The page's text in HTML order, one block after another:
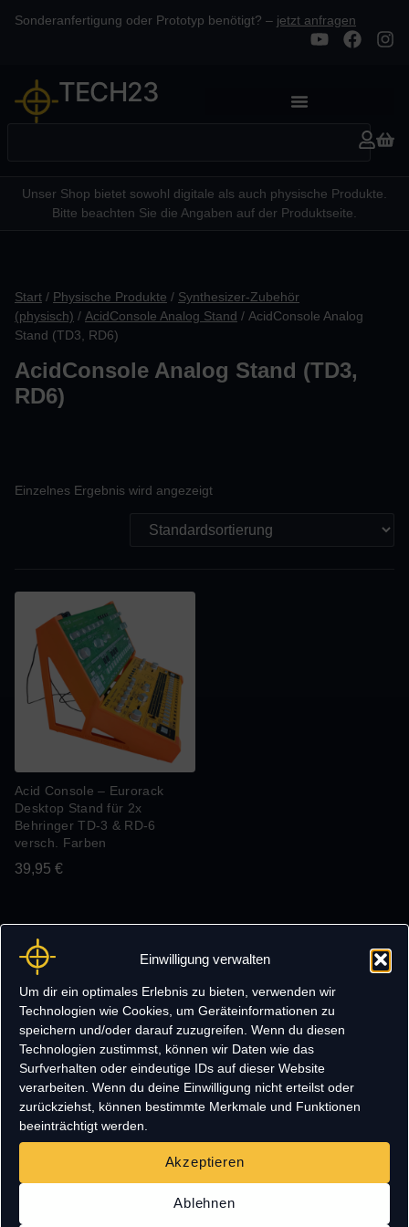
Einwilligung verwalten
Um dir ein optimales Erlebnis zu bieten, verwenden wir
Technologien wie Cookies, um Geräteinformationen zu
speichern und/oder darauf zuzugreifen. Wenn du diesen
Technologien zustimmst, können wir Daten wie das
Surfverhalten oder eindeutige IDs auf dieser Website
verarbeiten. Wenn du deine Einwilligung nicht erteilst oder
zurückziehst, können bestimmte Merkmale und Funktionen
beeinträchtigt werden.
Akzeptieren
Ablehnen
Sonderanfertigung oder Prototyp benötigt? – jetzt anfragen
TECH23
Unser Shop bietet sowohl digitale als auch physische Produkte.
Bitte beachten Sie die Angaben auf der Produktseite.
Start / Physische Produkte / Synthesizer-Zubehör
(physisch) / AcidConsole Analog Stand / AcidConsole Analog
Stand (TD3, RD6)
AcidConsole Analog Stand (TD3,
RD6)
Einzelnes Ergebnis wird angezeigt
Acid Console – Eurorack
Desktop Stand für 2x
Behringer TD-3 & RD-6
versch. Farben
39,95 €